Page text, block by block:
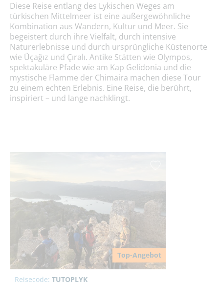
Diese Reise entlang des Lykischen Weges am
türkischen Mittelmeer ist eine außergewöhnliche
Kombination aus Wandern, Kultur und Meer. Sie
begeistert durch ihre Vielfalt, durch intensive
Naturerlebnisse und durch ursprüngliche Küstenorte
wie Üçağız und Çıralı. Antike Stätten wie Olympos,
spektakuläre Pfade wie am Kap Gelidonia und die
mystische Flamme der Chimaira machen diese Tour
zu einem echten Erlebnis. Eine Reise, die berührt,
inspiriert – und lange nachklingt.
Top-Angebot
Reisecode: TUTOPLYK